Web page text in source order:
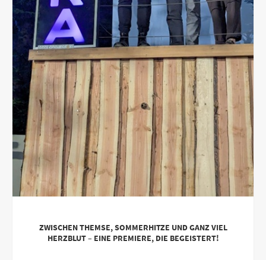
ZWISCHEN THEMSE, SOMMERHITZE UND GANZ VIEL
HERZBLUT – EINE PREMIERE, DIE BEGEISTERT!